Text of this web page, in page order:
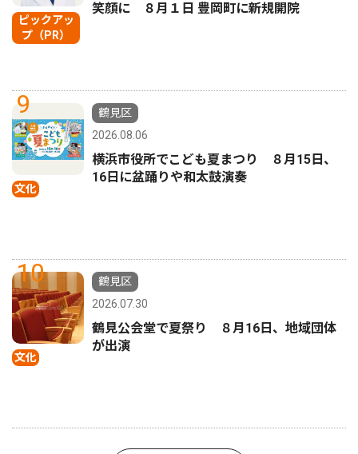
ピックアッ
プ（PR）
笑顔に ８月１日 豊岡町に新規開院
9
文化
鶴見区
2026.08.06
横浜市役所でこども夏まつり ８月15日、
16日に盆踊りや和太鼓演奏
10
文化
鶴見区
2026.07.30
鶴見公会堂で夏祭り ８月16日、地域団体
が出演